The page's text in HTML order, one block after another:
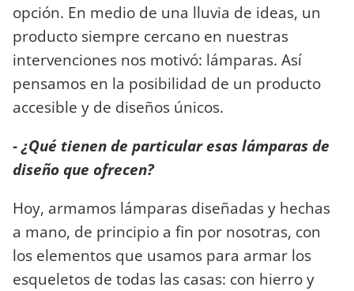
opción. En medio de una lluvia de ideas, un
producto siempre cercano en nuestras
intervenciones nos motivó: lámparas. Así
pensamos en la posibilidad de un producto
accesible y de diseños únicos.
- ¿Qué tienen de particular esas lámparas de
diseño que ofrecen?
Hoy, armamos lámparas diseñadas y hechas
a mano, de principio a fin por nosotras, con
los elementos que usamos para armar los
esqueletos de todas las casas: con hierro y